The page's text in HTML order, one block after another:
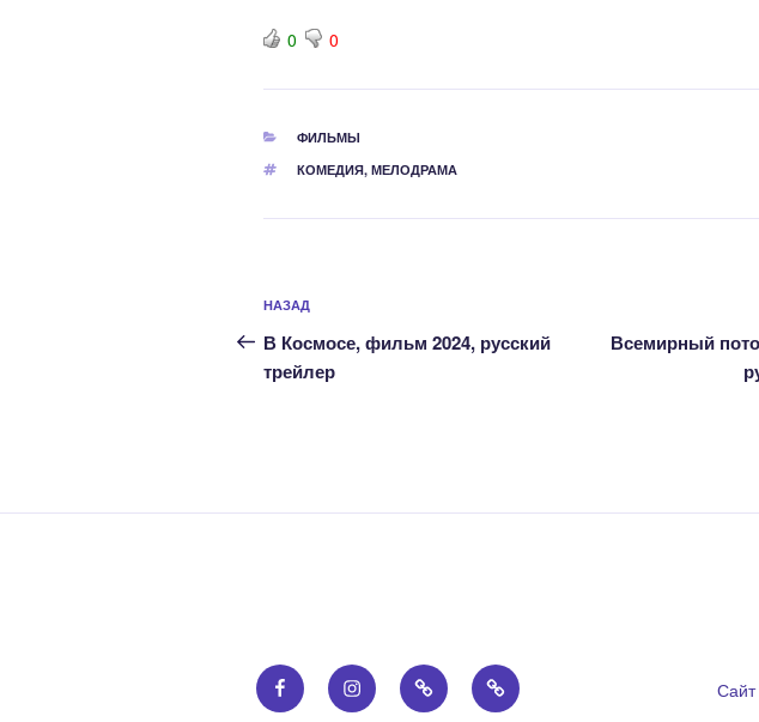
0 0
РУБРИКИ
ФИЛЬМЫ
МЕТКИ
КОМЕДИЯ, МЕЛОДРАМА
Навигация
по
записям
Предыдущая
запись:
НАЗАД
В Космосе, фильм 2024, русский
трейлер
Всемирный
FacebookInstagramEmail Правообладателям Сайт